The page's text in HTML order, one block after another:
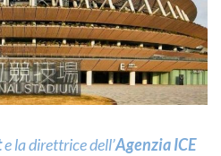
e la direttrice dell’Agenzia ICE